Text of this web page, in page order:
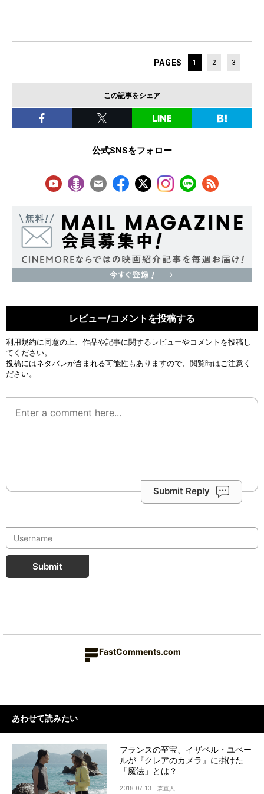
PAGES 1 2 3
この記事をシェア
公式SNSをフォロー
レビュー/コメントを投稿する
利用規約に同意の上、作品や記事に関するレビューやコメントを投稿し
てください。
投稿にはネタバレが含まれる可能性もありますので、閲覧時はご注意く
ださい。
Submit Reply
Submit
FastComments.com
あわせて読みたい
フランスの至宝、イザベル・ユペー
ルが『クレアのカメラ』に掛けた
「魔法」とは？
2018.07.13 森直人